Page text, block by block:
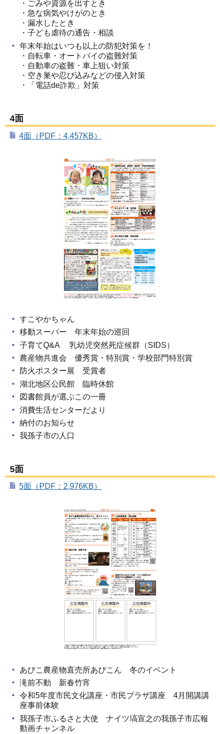
・ごみや資源を出すとき
・急な病気やけがのとき
・漏水したとき
・子ども虐待の通告・相談
年末年始はいつも以上の防犯対策を！
・自転車・オートバイの盗難対策
・自動車の盗難・車上狙い対策
・空き巣や忍び込みなどの侵入対策
・「電話de詐欺」対策
4面
4面（PDF：4,457KB）
すこやかちゃん
移動スーパー 年末年始の巡回
子育てQ&A 乳幼児突然死症候群（SIDS）
農産物共進会 優秀賞・特別賞・学校部門特別賞
防火ポスター展 受賞者
湖北地区公民館 臨時休館
図書館員が選ぶこの一冊
消費生活センターだより
納付のお知らせ
我孫子市の人口
5面
5面（PDF：2,976KB）
あびこ農産物直売所あびこん 冬のイベント
滝前不動 新春竹宵
令和5年度市民文化講座・市民プラザ講座 4月開講講
座事前体験
我孫子市ふるさと大使 ナイツ塙宣之の我孫子市広報
動画チャンネル